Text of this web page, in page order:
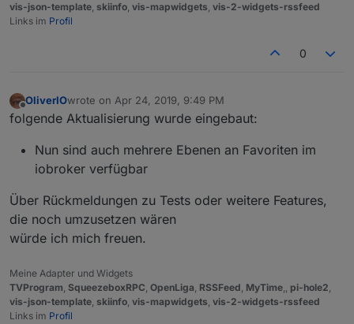
vis-json-template, skiinfo, vis-mapwidgets, vis-2-widgets-rssfeed
Links im Profil
0
Offline
OliverIOwrote on Apr 24, 2019, 9:49 PM
last edited by
folgende Aktualisierung wurde eingebaut:
Nun sind auch mehrere Ebenen an Favoriten im
iobroker verfügbar
Über Rückmeldungen zu Tests oder weitere Features,
die noch umzusetzen wären
würde ich mich freuen.
Meine Adapter und Widgets
TVProgram SqueezeboxRPC OpenLiga RSSFeed MyTime pi-hole2
vis-json-template skiinfo vis-mapwidgets vis-2-widgets-rssfeed
Links im Profil